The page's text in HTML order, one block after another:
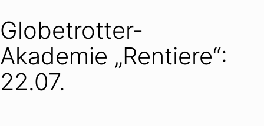
Globetrotter-
Akademie „Rentiere“:
22.07.